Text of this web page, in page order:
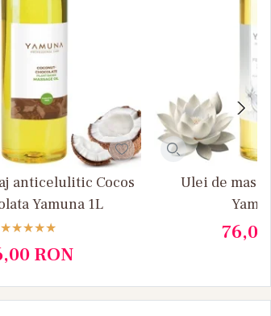
anticelulitic Cocos
Yamuna 1L
RON
Ulei de masaj